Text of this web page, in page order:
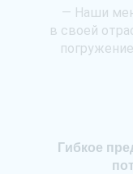
— Наши
в своей
Гибкое